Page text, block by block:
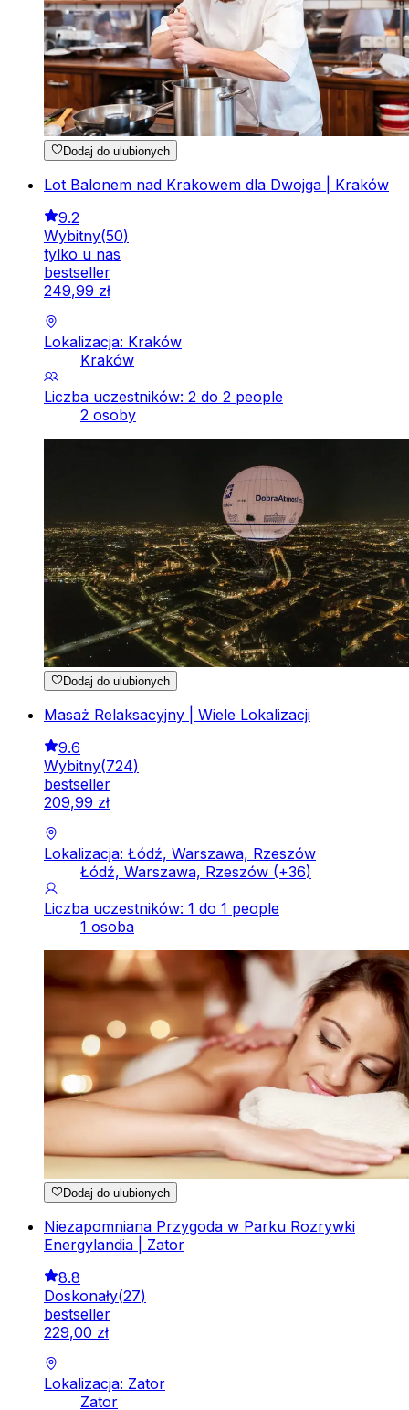
Dodaj do ulubionych
Lot Balonem nad Krakowem dla Dwojga | Kraków
9.2
Wybitny(50)
tylko u nas
bestseller
249,99 zł
Lokalizacja: Kraków
Kraków
Liczba uczestników: 2 do 2 people
2 osoby
Dodaj do ulubionych
Masaż Relaksacyjny | Wiele Lokalizacji
9.6
Wybitny(724)
bestseller
209,99 zł
Lokalizacja: Łódź, Warszawa, Rzeszów
Łódź, Warszawa, Rzeszów (+36)
Liczba uczestników: 1 do 1 people
1 osoba
Dodaj do ulubionych
Niezapomniana Przygoda w Parku Rozrywki
Energylandia | Zator
8.8
Doskonały(27)
bestseller
229,00 zł
Lokalizacja: Zator
Zator